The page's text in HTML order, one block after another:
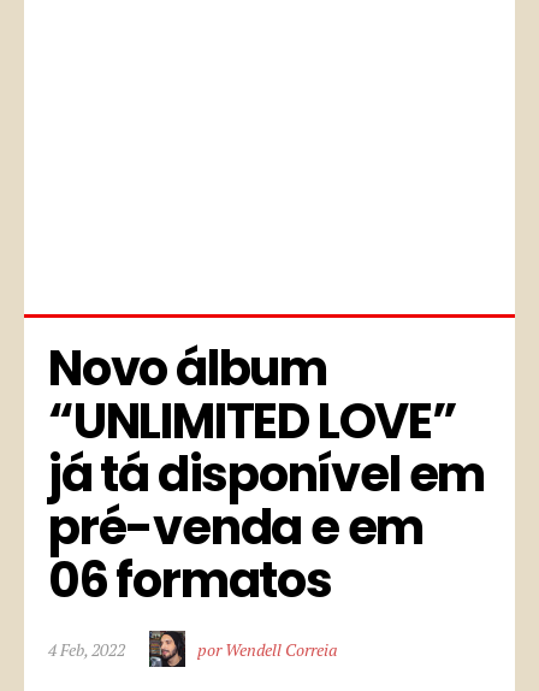
Novo álbum
“UNLIMITED LOVE”
já tá disponível em
pré-venda e em
06 formatos
4 Feb, 2022 por Wendell Correia